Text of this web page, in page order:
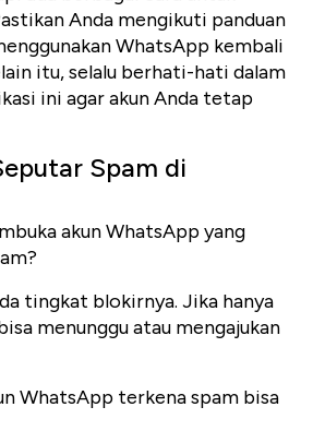
Anda mengikuti panduan
WhatsApp kembali
itu, selalu berhati-hati dalam
ini agar akun Anda tetap
Spam di
akun WhatsApp yang
tingkat blokirnya. Jika hanya
menunggu atau mengajukan
WhatsApp terkena spam bisa